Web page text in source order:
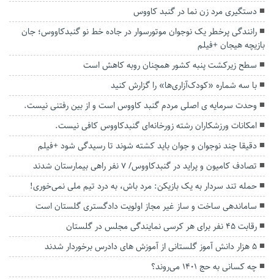
دستگیری مرد زن نما در گنبد کاووس
رانندگی پرخطر یک نوجوان موتورسوار در جاده خط نو گنبدکاووس؛ جان
بازیچه هیجان +فیلم
سطح زیرکشت پنبه کشور همچنان روبه کاهش است
با سه شماره «کودک‌آزاری‌ها» را گزارش کنید
وحدت سرمایه ی اصلی مردم گنبد کاووس است و از بین رفتنی نیست.
امکانات ورزشکاران رشته زورخانه‌ای گنبدکاووس کافی نیست.
دقیقا چند نوجوان و جوان باید کشته شوند تا رسیدگی شود +فیلم
تصادف کامیون و پراید در گنبدکاووس/ ۷ نفر راهی بیمارستان شدند
حمله تند سردار به یک بازیکن: مرد باش، به درد تیم ملی نمی‌خوری!
ساماندهی ساخت و ساز غیر مجاز اولویت دادگستری گلستان است
رقابت ۴۵ نفر برای هر کرسی نمایندگی مجلس در گلستان
۵ هزار دانش آموز گلستانی از آموزش های دادرس برخوردار شدند
چه کسانی به حج 1401 می‌روند؟